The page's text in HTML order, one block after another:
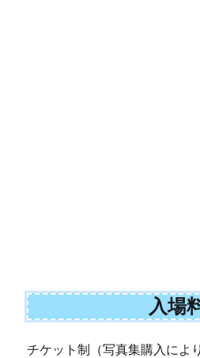
入場
チケット制（写真集購入によ